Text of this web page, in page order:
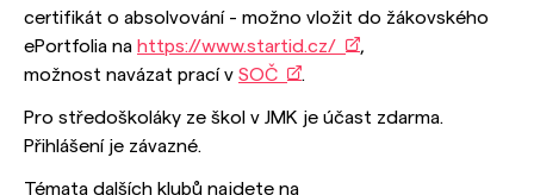
certifikát o absolvování - možno vložit do žákovského
ePortfolia na https://www.startid.cz/
,
možnost navázat prací v SOČ .
Pro středoškoláky ze škol v JMK je účast zdarma.
Přihlášení je závazné.
Témata dalších klubů najdete na